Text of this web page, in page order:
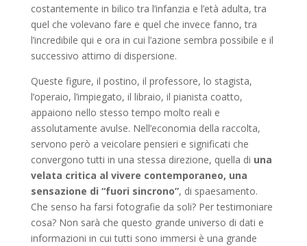
costantemente in bilico tra l’infanzia e l’età adulta, tra
quel che volevano fare e quel che invece fanno, tra
l’incredibile qui e ora in cui l’azione sembra possibile e il
successivo attimo di dispersione.
Queste figure, il postino, il professore, lo stagista,
l’operaio, l’impiegato, il libraio, il pianista coatto,
appaiono nello stesso tempo molto reali e
assolutamente avulse. Nell’economia della raccolta,
servono però a veicolare pensieri e significati che
convergono tutti in una stessa direzione, quella di una
velata critica al vivere contemporaneo, una
sensazione di “fuori sincrono”, di spaesamento.
Che senso ha farsi fotografie da soli? Per testimoniare
cosa? Non sarà che questo grande universo di dati e
informazioni in cui tutti sono immersi è una grande